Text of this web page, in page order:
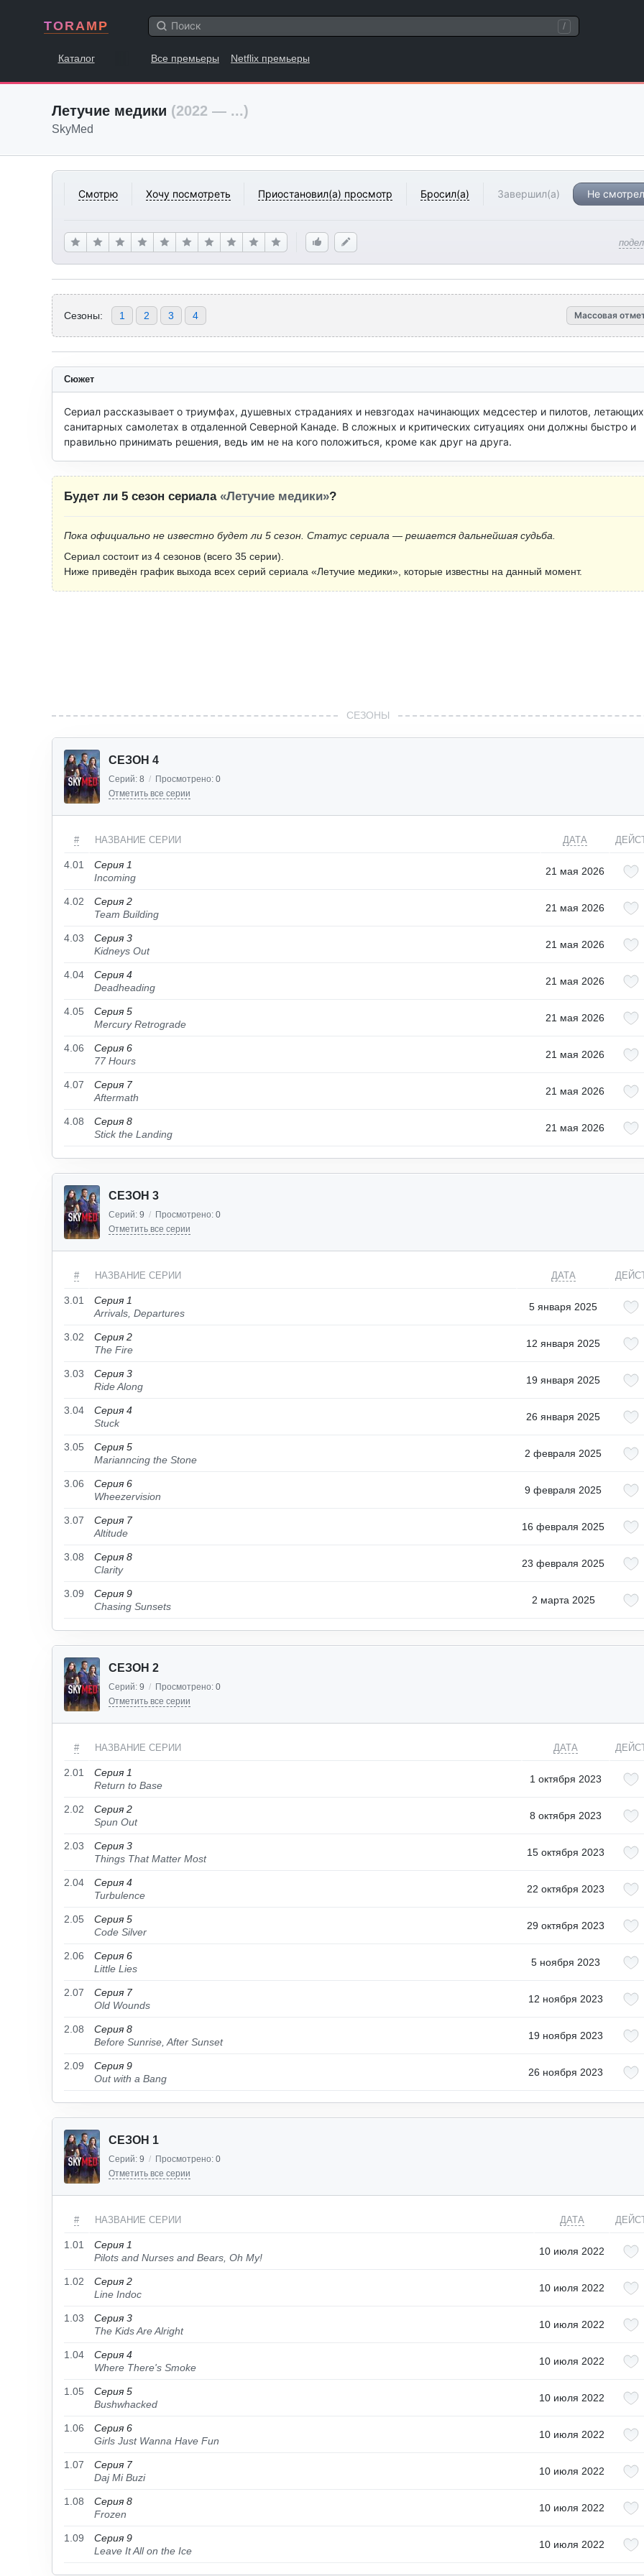
TORAMP /
Каталог Все премьеры Netflix премьеры
Летучие медики (2022 — ...)
SkyMed
Смотрю Хочу посмотреть Приостановил(а) просмотр Бросил(а) Завершил(а) Не
Сезоны: 1 2 3 4 Массовая
Сюжет
Сериал рассказывает о триумфах, душевных страданиях и невзгодах начинающих медсестер и пилотов,
санитарных самолетах в отдаленной Северной Канаде. В сложных и критических ситуациях они должны быстро и
правильно принимать решения, ведь им не на кого положиться, кроме как друг на друга.
Будет ли 5 сезон сериала «Летучие медики»?
Пока официально не известно будет ли 5 сезон. Статус сериала — решается дальнейшая судьба.
Сериал состоит из 4 сезонов (всего 35 серии).
Ниже приведён график выхода всех серий сериала «Летучие медики», которые известны на данный момент.
СЕЗОНЫ
СЕЗОН 4
Серий: 8 / Просмотрено: 0
Отметить все серии
# НАЗВАНИЕ СЕРИИ ДАТА
4.01
Серия 1
Incoming
21 мая 2026
4.02
Серия 2
Team Building
21 мая 2026
4.03
Серия 3
Kidneys Out
21 мая 2026
4.04
Серия 4
Deadheading
21 мая 2026
4.05
Серия 5
Mercury Retrograde
21 мая 2026
4.06
Серия 6
77 Hours
21 мая 2026
4.07
Серия 7
Aftermath
21 мая 2026
4.08
Серия 8
Stick the Landing
21 мая 2026
СЕЗОН 3
Серий: 9 / Просмотрено: 0
Отметить все серии
# НАЗВАНИЕ СЕРИИ ДАТА
3.01
Серия 1
Arrivals, Departures
5 января 2025
3.02
Серия 2
The Fire
12 января 2025
3.03
Серия 3
Ride Along
19 января 2025
3.04
Серия 4
Stuck
26 января 2025
3.05
Серия 5
Marianncing the Stone
2 февраля 2025
3.06
Серия 6
Wheezervision
9 февраля 2025
3.07
Серия 7
Altitude
16 февраля 2025
3.08
Серия 8
Clarity
23 февраля 2025
3.09
Серия 9
Chasing Sunsets
2 марта 2025
СЕЗОН 2
Серий: 9 / Просмотрено: 0
Отметить все серии
# НАЗВАНИЕ СЕРИИ ДАТА
2.01
Серия 1
Return to Base
1 октября 2023
2.02
Серия 2
Spun Out
8 октября 2023
2.03
Серия 3
Things That Matter Most
15 октября 2023
2.04
Серия 4
Turbulence
22 октября 2023
2.05
Серия 5
Code Silver
29 октября 2023
2.06
Серия 6
Little Lies
5 ноября 2023
2.07
Серия 7
Old Wounds
12 ноября 2023
2.08
Серия 8
Before Sunrise, After Sunset
19 ноября 2023
2.09
Серия 9
Out with a Bang
26 ноября 2023
СЕЗОН 1
Серий: 9 / Просмотрено: 0
Отметить все серии
# НАЗВАНИЕ СЕРИИ ДАТА
1.01
Серия 1
Pilots and Nurses and Bears, Oh My!
10 июля 2022
1.02
Серия 2
Line Indoc
10 июля 2022
1.03
Серия 3
The Kids Are Alright
10 июля 2022
1.04
Серия 4
Where There's Smoke
10 июля 2022
1.05
Серия 5
Bushwhacked
10 июля 2022
1.06
Серия 6
Girls Just Wanna Have Fun
10 июля 2022
1.07
Серия 7
Daj Mi Buzi
10 июля 2022
1.08
Серия 8
Frozen
10 июля 2022
1.09
Серия 9
Leave It All on the Ice
10 июля 2022